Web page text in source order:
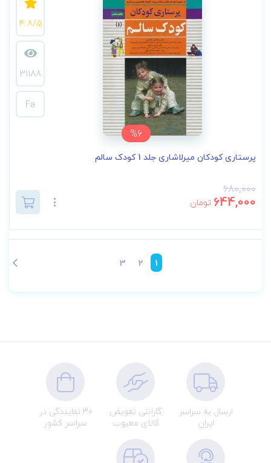
%6
4.8/5
31188
Fa
پرستاری کودکان میرلاشاری جلد 1 کودک سالم
680,000
644,000 تومان
1
2
3
ارسال به سراسر
ایران
گارانتی تعویض
کالای معیوب
30 نمایندگی در
سراسر کشور